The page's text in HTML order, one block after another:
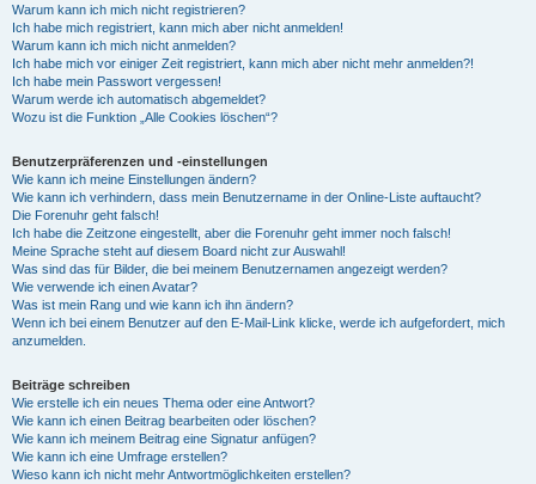
Warum kann ich mich nicht registrieren?
Ich habe mich registriert, kann mich aber nicht anmelden!
Warum kann ich mich nicht anmelden?
Ich habe mich vor einiger Zeit registriert, kann mich aber nicht mehr anmelden?!
Ich habe mein Passwort vergessen!
Warum werde ich automatisch abgemeldet?
Wozu ist die Funktion „Alle Cookies löschen“?
Benutzerpräferenzen und -einstellungen
Wie kann ich meine Einstellungen ändern?
Wie kann ich verhindern, dass mein Benutzername in der Online-Liste auftaucht?
Die Forenuhr geht falsch!
Ich habe die Zeitzone eingestellt, aber die Forenuhr geht immer noch falsch!
Meine Sprache steht auf diesem Board nicht zur Auswahl!
Was sind das für Bilder, die bei meinem Benutzernamen angezeigt werden?
Wie verwende ich einen Avatar?
Was ist mein Rang und wie kann ich ihn ändern?
Wenn ich bei einem Benutzer auf den E-Mail-Link klicke, werde ich aufgefordert, mich
anzumelden.
Beiträge schreiben
Wie erstelle ich ein neues Thema oder eine Antwort?
Wie kann ich einen Beitrag bearbeiten oder löschen?
Wie kann ich meinem Beitrag eine Signatur anfügen?
Wie kann ich eine Umfrage erstellen?
Wieso kann ich nicht mehr Antwortmöglichkeiten erstellen?